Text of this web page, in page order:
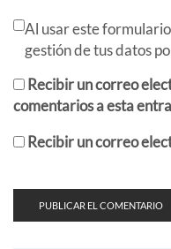
Al usar este
gestión de tus datos
Recibir un correo
comentarios a esta
Recibir un correo